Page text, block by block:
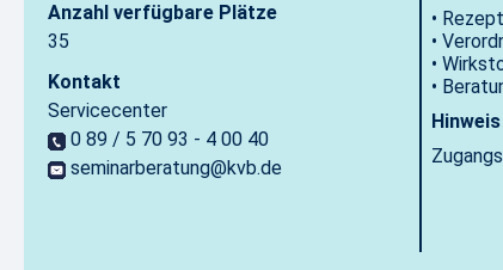
Anzahl verfügbare Plätze
35
Kontakt
Servicecenter
0 89 / 5 70 93 - 4 00 40
seminarberatung@kvb.de
•
•
•
•